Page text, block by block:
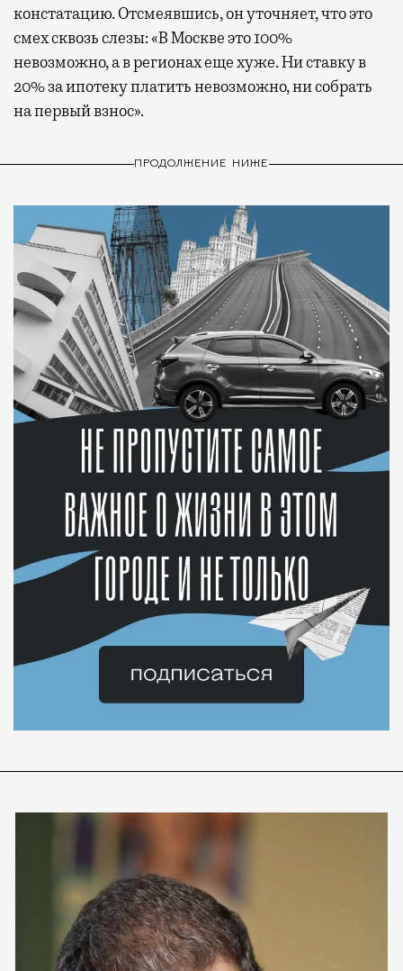
констатацию. Отсмеявшись, он уточняет, что это
смех сквозь слезы: «В Москве это 100%
невозможно, а в регионах еще хуже. Ни ставку в
20% за ипотеку платить невозможно, ни собрать
на первый взнос».
ПРОДОЛЖЕНИЕ НИЖЕ